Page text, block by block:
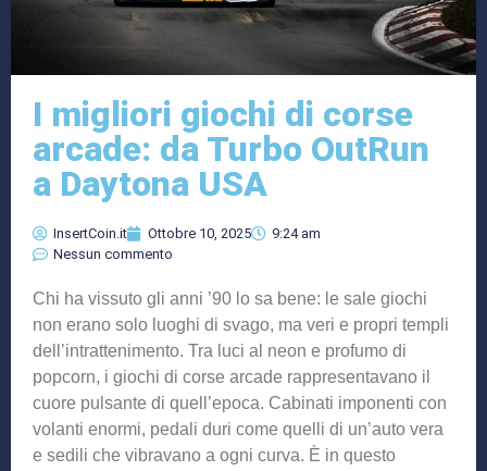
I migliori giochi di corse
arcade: da Turbo OutRun
a Daytona USA
InsertCoin.it Ottobre 10, 2025
9:24 am
Nessun commento
Chi ha vissuto gli anni ’90 lo sa bene: le sale giochi
non erano solo luoghi di svago, ma veri e propri templi
dell’intrattenimento. Tra luci al neon e profumo di
popcorn, i giochi di corse arcade rappresentavano il
cuore pulsante di quell’epoca. Cabinati imponenti con
volanti enormi, pedali duri come quelli di un’auto vera
e sedili che vibravano a ogni curva. È in questo